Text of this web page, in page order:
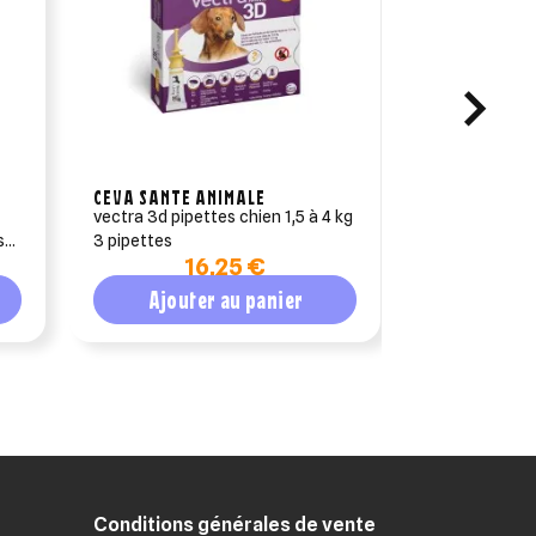
3
CEVA SANTE ANIMALE
vectra 3d pipettes chien 1,5 à 4 kg
3 pipettes
16,25 €
Ajouter au panier
Conditions générales de vente